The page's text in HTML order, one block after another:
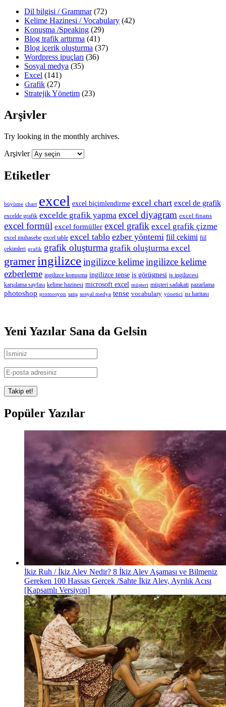
Dil bilgisi / Grammar(72)
Kelime Hazinesi / Vocabulary (42)
Konuşma /Speaking (29)
Blog trafik arttırma (41)
Blog içerik oluşturma (37)
Wordpress ipuçları (36)
Sosyal medya (35)
Excel (141)
Grafik (27)
Stratejik Yönetim (23)
Arşivler
Try looking in the monthly archives.
Arşivler
Etiketler
büyüme chart excel excel biçimlendirme excel chart excel de grafik
excelde grafik excelde grafik yapma excel diyagram excel finans
excel formül excel formüller excel grafik excel grafik çizme
excel muhasebe excel table excel tablo ezber yöntemi fiil çekimi fiil
çekimleri grafik grafik oluşturma grafik oluşturma excel
gramer ingilizceingilizce kelimeingilizce kelime
ezberleme ingilizce konuşma ingilizce tense iş görüşmesi iş ingilizcesi
karşılama sayfası kelime hazinesi microsoft excel müşteri müşteri sadakati pazarlama
photoshop promosyon satış sosyal medya tense vocabulary yönetici ısı haritası
Yeni Yazılar Sana da Gelsin
Popüler Yazılar
İkiz Ruh / İkiz Alev Nedir? 8 İkiz Alev Aşaması ve Bilmeniz
Gereken 100 Hassas Gerçek /Sahte İkiz Alev, Ayrılık Acısı
[Kapsamlı Versiyon]